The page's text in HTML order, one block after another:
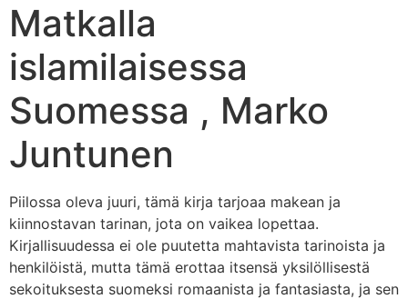
Matkalla
islamilaisessa
Suomessa , Marko
Juntunen
Piilossa oleva juuri, tämä kirja tarjoaa makean ja
kiinnostavan tarinan, jota on vaikea lopettaa.
Kirjallisuudessa ei ole puutetta mahtavista tarinoista ja
henkilöistä, mutta tämä erottaa itsensä yksilöllisestä
sekoituksesta suomeksi romaanista ja fantasiasta, ja sen